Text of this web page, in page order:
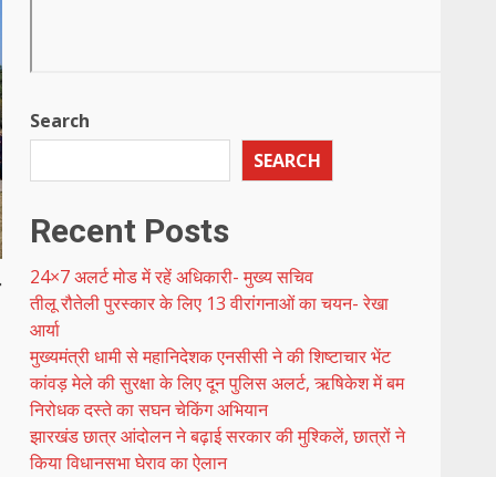
Search
SEARCH
Recent Posts
24×7 अलर्ट मोड में रहें अधिकारी- मुख्य सचिव
तीलू रौतेली पुरस्कार के लिए 13 वीरांगनाओं का चयन- रेखा
आर्या
मुख्यमंत्री धामी से महानिदेशक एनसीसी ने की शिष्टाचार भेंट
कांवड़ मेले की सुरक्षा के लिए दून पुलिस अलर्ट, ऋषिकेश में बम
निरोधक दस्ते का सघन चेकिंग अभियान
झारखंड छात्र आंदोलन ने बढ़ाई सरकार की मुश्किलें, छात्रों ने
किया विधानसभा घेराव का ऐलान